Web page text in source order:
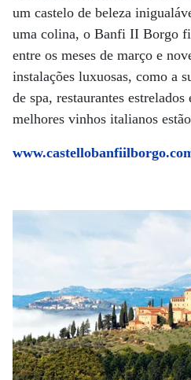
um castelo de beleza
uma colina, o Banfi II Borgo
entre os meses de março e
instalações luxuosas, como a
de spa, restaurantes
melhores vinhos italianos